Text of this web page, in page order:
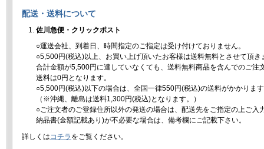
配送・送料について
佐川急便・クリックポスト
○運送会社、到着日、時間指定のご指定は受け付けておりません。
○5,500円(税込)以上、お買い上げ頂いたお客様は送料無料とさせて頂き
合計金額が5,500円に達していなくても、送料無料商品を含んでのご注
送料は0円となります。
○5,500円(税込)以下の場合は、全国一律550円(税込)の送料がかかりま
（※沖縄、離島は送料1,300円(税込)となります。）
○ご注文者のご登録住所以外の発送の場合は、配送先をご指定の上ご入
納品書(金額記載あり)が不必要な場合は、備考欄にご記載下さい。
詳しくはコチラ をご覧ください。